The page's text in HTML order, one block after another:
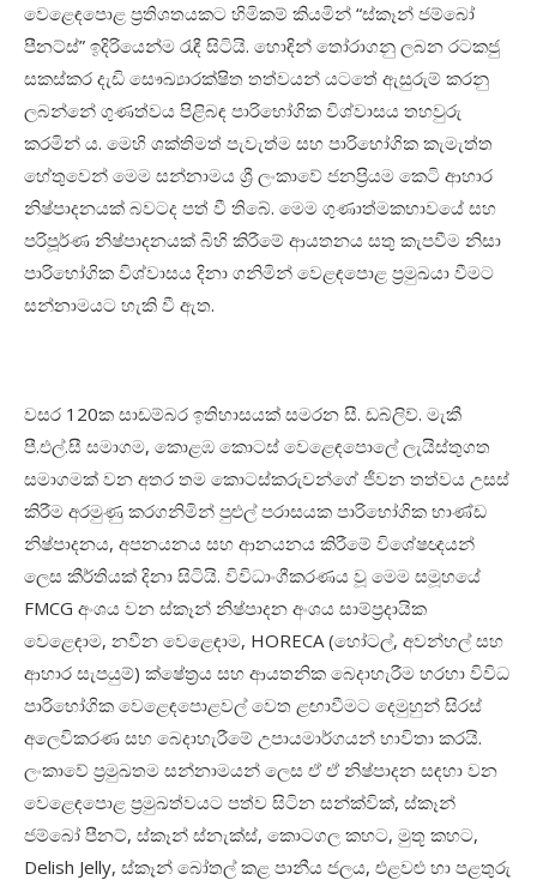
වෙළෙඳපොළ ප්‍රතිශතයකට හිමිකම් කියමින් “ස්කෑන් ජම්බෝ
පීනට්ස්” ඉදිරියෙන්ම රැඳී සිටියි. හොඳින් තෝරාගනු ලබන රටකජු
සකස්කර දැඩි සෞඛ්‍යාරක්ෂිත තත්වයන් යටතේ ඇසුරුම් කරනු
ලබන්නේ ගුණත්වය පිළිබඳ පාරිභෝගික විශ්වාසය තහවුරු
කරමින්‍ ය. මෙහි ශක්තිමත් පැවැත්ම සහ පාරිභෝගික කැමැත්ත
හේතුවෙන් මෙම සන්නාමය ශ්‍රී ලංකාවේ ජනප්‍රියම කෙටි ආහාර
නිෂ්පාදනයක් බවටද පත් වී තිබේ. මෙම ගුණාත්මකභාවයේ සහ
පරිපූර්ණ නිෂ්පාදනයක් බිහි කිරීමේ ආයතනය සතු කැපවීම නිසා
පාරිභෝගික විශ්වාසය දිනා ගනිමින් වෙළඳපොළ ප්‍රමුඛයා වීමට
සන්නාමයට හැකි වී ඇත.
වසර 120ක සාඩම්බර ඉතිහාසයක් සමරන සී. ඩබ්ලිව්. මැකී
පී.එල්.සී සමාගම, කොළඹ කොටස් වෙළෙඳපොලේ ලැයිස්තුගත
සමාගමක් වන අතර තම කොටස්කරුවන්ගේ ජීවන තත්වය උසස්
කිරීම අරමුණු කරගනිමින් පුළුල් පරාසයක පාරිභෝගික භාණ්ඩ
නිෂ්පාදනය, අපනයනය සහ ආනයනය කිරීමේ විශේෂඥයන්
ලෙස කීර්තියක් දිනා සිටියි. විවිධාංගීකරණය වූ මෙම සමූහයේ
FMCG අංශය වන ස්කෑන් නිෂ්පාදන අංශය සාම්ප්‍රදායික
වෙළෙඳාම, නවීන වෙළෙඳාම, HORECA (හෝටල්, අවන්හල් සහ
ආහාර සැපයුම්) ක්ෂේත්‍රය සහ ආයතනික බෙදාහැරීම හරහා විවිධ
පාරිභෝගික වෙළෙඳපොළවල් වෙත ළඟාවීමට දෙමුහුන් සිරස්
අලෙවිකරණ සහ බෙදාහැරීමේ උපායමාර්ගයන් භාවිතා කරයි.
ලංකාවේ ප්‍රමුඛතම සන්නාමයන් ලෙස ඒ ඒ නිෂ්පාදන සඳහා වන
වෙළෙඳපොළ ප්‍රමුඛත්වයට පත්ව සිටින සන්ක්වික්, ස්කෑන්
ජම්බෝ පීනට්, ස්කෑන් ස්නැක්ස්, කොටගල කහට, මුතූ කහට,
Delish Jelly, ස්කෑන් බෝතල් කළ පානීය ජලය, එළවළු හා පළතුරු